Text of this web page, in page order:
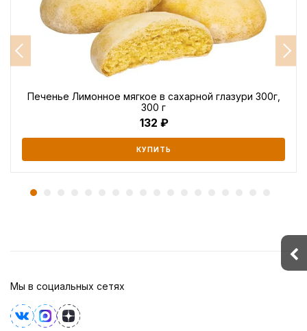
Печенье Лимонное мягкое в сахарной глазури 300г,
300 г
132
КУПИТЬ
Мы в социальных сетях